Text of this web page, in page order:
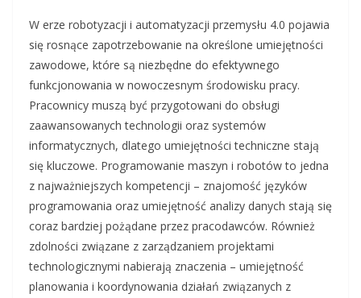
W erze robotyzacji i automatyzacji przemysłu 4.0 pojawia
się rosnące zapotrzebowanie na określone umiejętności
zawodowe, które są niezbędne do efektywnego
funkcjonowania w nowoczesnym środowisku pracy.
Pracownicy muszą być przygotowani do obsługi
zaawansowanych technologii oraz systemów
informatycznych, dlatego umiejętności techniczne stają
się kluczowe. Programowanie maszyn i robotów to jedna
z najważniejszych kompetencji – znajomość języków
programowania oraz umiejętność analizy danych stają się
coraz bardziej pożądane przez pracodawców. Również
zdolności związane z zarządzaniem projektami
technologicznymi nabierają znaczenia – umiejętność
planowania i koordynowania działań związanych z